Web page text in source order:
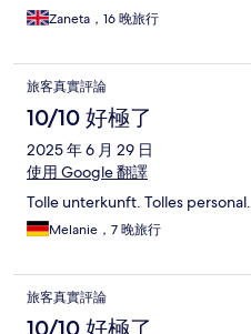
Zaneta，16 晚旅行
旅客真實評論
10/10 好極了
2025 年 6 月 29 日
使用 Google 翻譯
Tolle unterkunft. Tolles personal.
Melanie，7 晚旅行
旅客真實評論